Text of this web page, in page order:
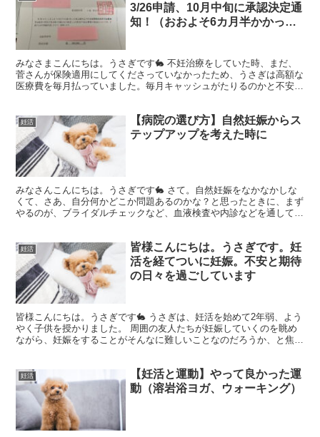
3/26申請、10月中旬に承認決定通
知！（おおよそ6カ月半かかっ
みなさまこんにちは。うさぎです🐇 不妊治療をしていた時、まだ、
菅さんが保険適用にしてくださっていなかったため、うさぎは高額な
医療費を毎月払っていました。毎月キャッシュがたりるのかと不安な
妊活
【病院の選び方】自然妊娠からス
テップアップを考えた時に
みなさんこんにちは。うさぎです🐇 さて。自然妊娠をなかなかしな
くて、さあ、自分何かどこか問題あるのかな？と思ったときに、まず
やるのが、ブライダルチェックなど、血液検査や内診などを通してど
妊活
皆様こんにちは。うさぎです。妊
活を経てついに妊娠。不安と期待
の日々を過ごしています
皆様こんにちは。うさぎです🐇 うさぎは、妊活を始めて2年弱、よう
やく子供を授かりました。 周囲の友人たちが妊娠していくのを眺め
ながら、妊娠をすることがそんなに難しいことなのだろうか、と焦る
妊活
【妊活と運動】やって良かった運
動（溶岩浴ヨガ、ウォーキング）